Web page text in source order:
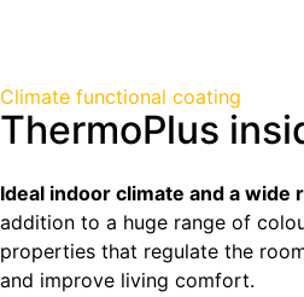
Climate functional coating
ThermoPlus
Ideal indoor climate and a wide
addition to a huge range of
properties that regulate the
and improve living comfort.